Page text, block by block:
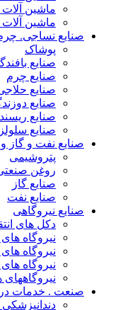
ماشین
ماشین
صنایع نساجی.
پوشاک
صنایع
صنایع چرم
صنایع
صنایع
صنایع
صنایع
صنایع نفت و گاز
پتروشیمی
روغن
صنایع گاز
صنایع نفت
صنایع نیروگاهی
دکل های
نیروگاه
نیروگاه
نیروگاه
صنعت . خدمات